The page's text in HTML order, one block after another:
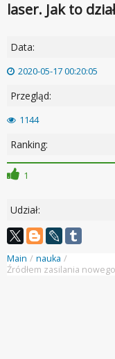
laser. Jak to
Data:
2020-05-17 00:20:05
Przegląd:
1144
Ranking:
1
Udział:
Main / nauka /
Źródłem zasilania